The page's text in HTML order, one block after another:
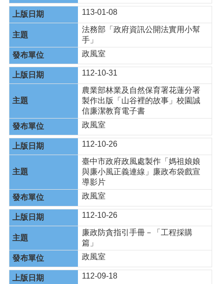
113-01-08
法務部「政府資訊公開法實用小幫
手」
政風室
112-10-31
農業部林業及自然保育署花蓮分署
製作出版「山谷裡的故事」校園誠
信廉潔教育電子書
政風室
112-10-26
臺中市政府政風處製作「媽祖娘娘
與廉小風正義連線」廉政布袋戲宣
導影片
政風室
112-10-26
廉政防貪指引手冊－「工程採購
篇」
政風室
112-09-18